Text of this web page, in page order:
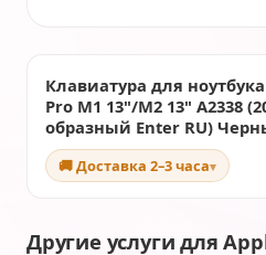
Клавиатура для
Pro M1 13"/M2 13" A2338
образный Enter RU)
🚚 Доставка 2–3 часа▾
Другие услуги для